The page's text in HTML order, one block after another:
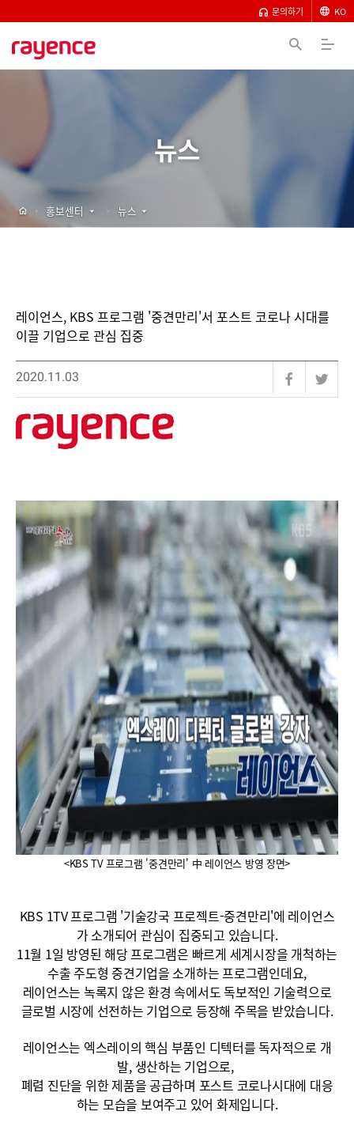
문의하기 KO
뉴스
레이언스, KBS 프로그램 '중견만리'서 포스트 코로나 시대를
이끌 기업으로 관심 집중
2020.11.03
<KBS TV 프로그램 '중견만리' 中 레이언스 방영 장면>
KBS 1TV 프로그램 '기술강국 프로젝트-중견만리'에 레이언스
가 소개되어 관심이 집중되고 있습니다.
11월 1일 방영된 해당 프로그램은 빠르게 세계시장을 개척하는
수출 주도형 중견기업을 소개하는 프로그램인데요,
레이언스는 녹록지 않은 환경 속에서도 독보적인 기술력으로
글로벌 시장에 선전하는 기업으로 등장해 주목을 받았습니다.
레이언스는 엑스레이의 핵심 부품인 디텍터를 독자적으로 개
발, 생산하는 기업으로,
폐렴 진단을 위한 제품을 공급하며 포스트 코로나시대에 대응
하는 모습을 보여주고 있어 화제입니다.